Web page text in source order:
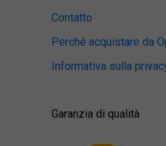
Contatto
Perché acquistare da
Informativa sulla
Garanzia di qualità